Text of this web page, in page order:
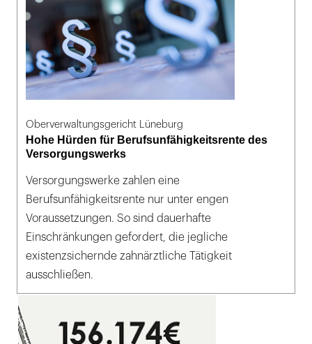
Oberverwaltungsgericht Lüneburg
Hohe Hürden für Berufsunfähigkeitsrente des
Versorgungswerks
Versorgungswerke zahlen eine
Berufsunfähigkeitsrente nur unter engen
Voraussetzungen. So sind dauerhafte
Einschränkungen gefordert, die jegliche
existenzsichernde zahnärztliche Tätigkeit
ausschließen.